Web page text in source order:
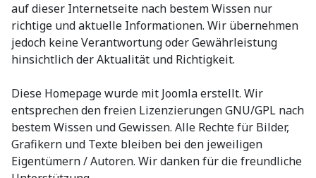
auf dieser Internetseite nach bestem Wissen nur
richtige und aktuelle Informationen. Wir übernehmen
jedoch keine Verantwortung oder Gewährleistung
hinsichtlich der Aktualität und Richtigkeit.
Diese Homepage wurde mit Joomla erstellt. Wir
entsprechen den freien Lizenzierungen GNU/GPL nach
bestem Wissen und Gewissen. Alle Rechte für Bilder,
Grafikern und Texte bleiben bei den jeweiligen
Eigentümern / Autoren. Wir danken für die freundliche